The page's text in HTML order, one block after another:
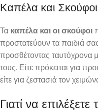
Καπέλα και Σκούφοι
Τα καπέλα και οι σκούφοι
προστατεύουν τα παιδιά
προσθέτοντας ταυτόχρονα
τους. Είτε πρόκειται για
είτε για ζεστασιά τον
Γιατί να